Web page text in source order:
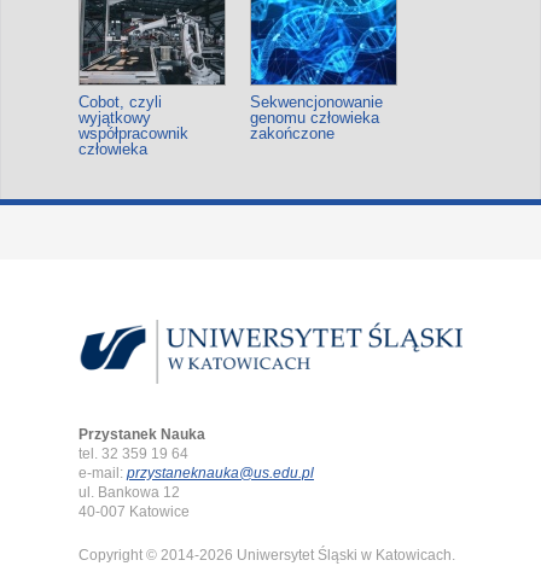
Cobot, czyli
wyjątkowy
współpracownik
człowieka
Sekwencjonowanie
genomu człowieka
zakończone
Przystanek Nauka
tel. 32 359 19 64
e-mail: przystaneknauka@us.edu.pl
ul. Bankowa 12
40-007 Katowice
Copyright © 2014-2026 Uniwersytet Śląski w Katowicach.